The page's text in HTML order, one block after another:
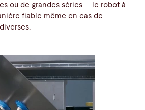
ou de grandes séries – le robot à
fiable même en cas de